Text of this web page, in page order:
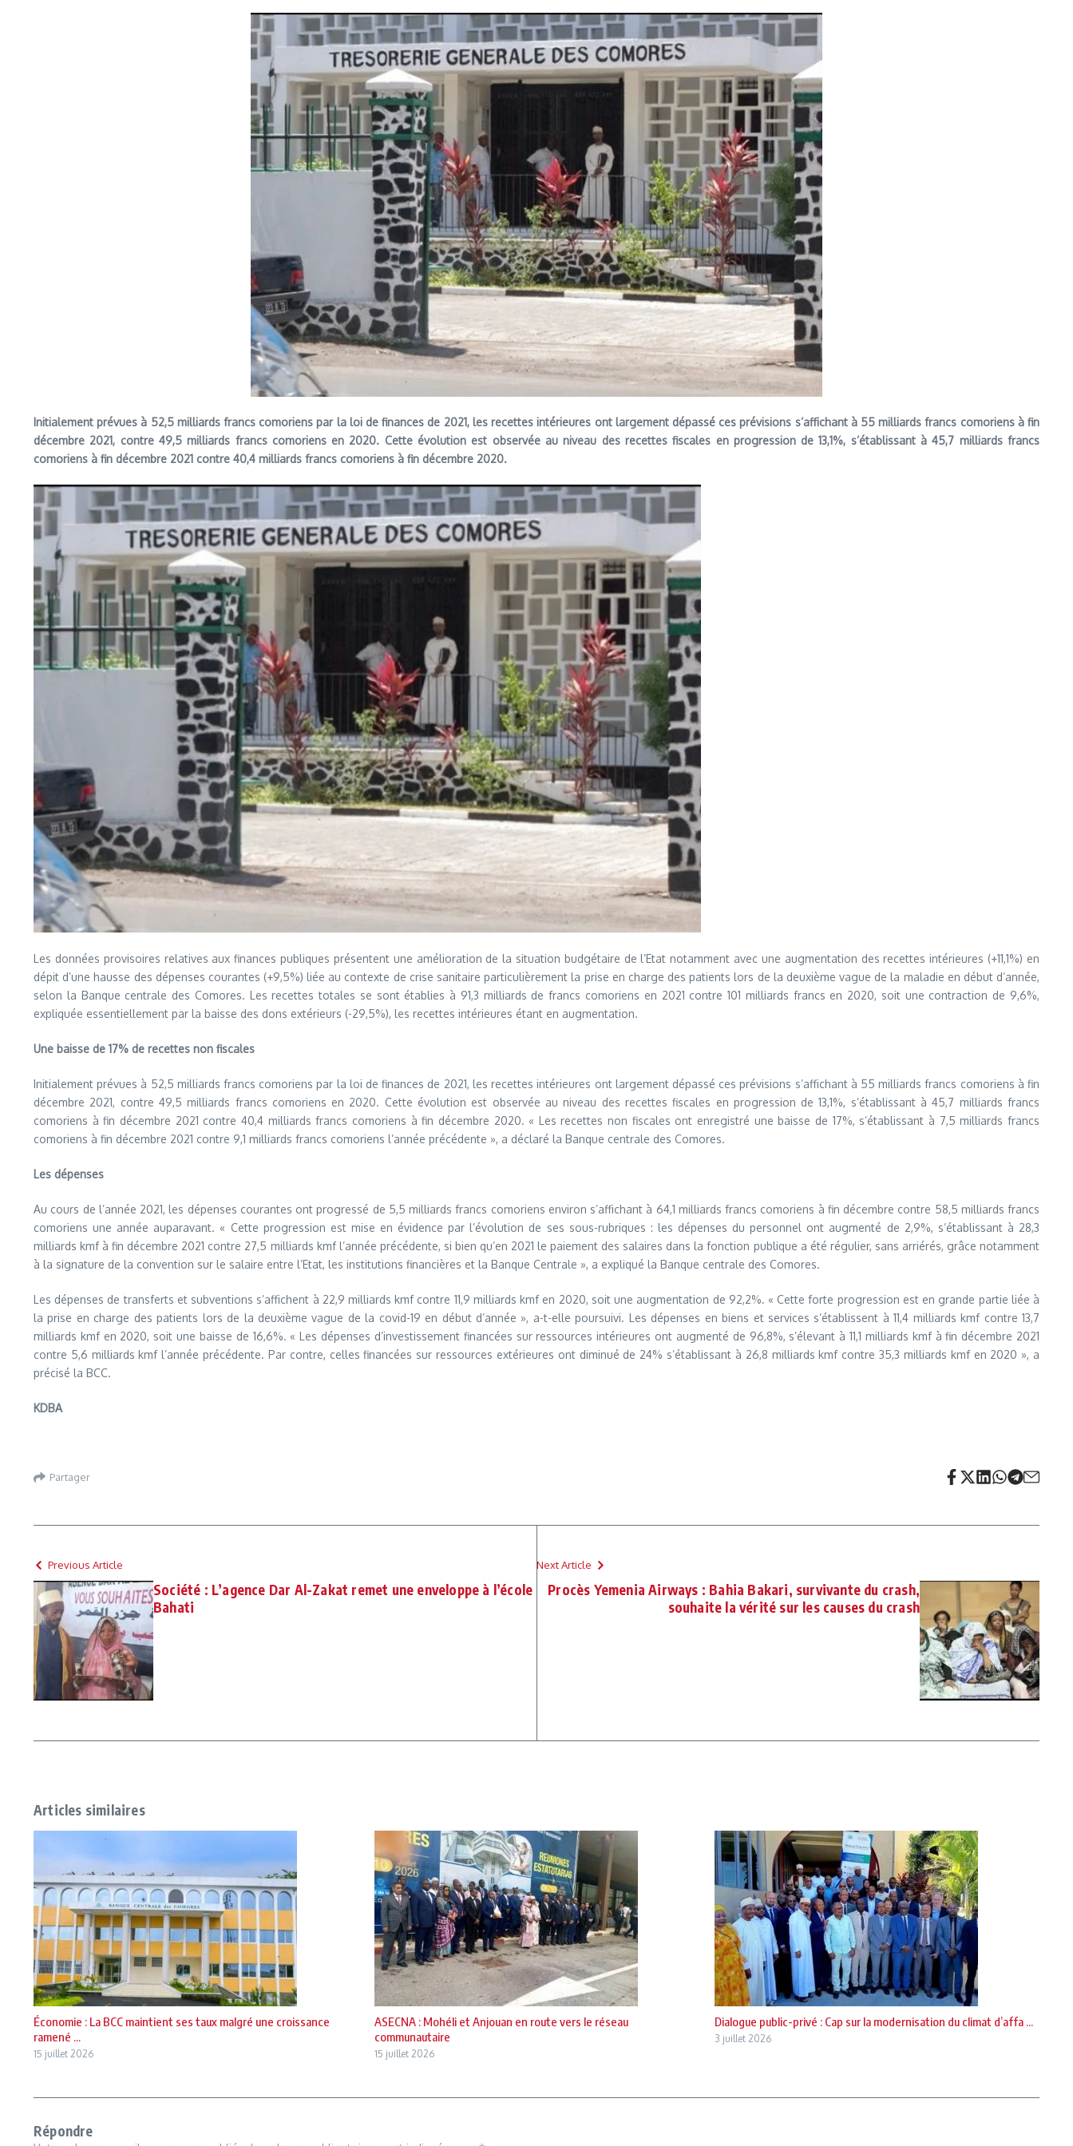
Initialement prévues à 52,5 milliards francs comoriens par la loi de finances de 2021, les recettes intérieures ont largement dépassé ces prévisions s’affichant à 55 milliards francs comoriens à fin
décembre 2021, contre 49,5 milliards francs comoriens en 2020. Cette évolution est observée au niveau des recettes fiscales en progression de 13,1%, s’établissant à 45,7 milliards francs
comoriens à fin décembre 2021 contre 40,4 milliards francs comoriens à fin décembre 2020.
Les données provisoires relatives aux finances publiques présentent une amélioration de la situation budgétaire de l’Etat notamment avec une augmentation des recettes intérieures (+11,1%) en
dépit d’une hausse des dépenses courantes (+9,5%) liée au contexte de crise sanitaire particulièrement la prise en charge des patients lors de la deuxième vague de la maladie en début d’année,
selon la Banque centrale des Comores. Les recettes totales se sont établies à 91,3 milliards de francs comoriens en 2021 contre 101 milliards francs en 2020, soit une contraction de 9,6%,
expliquée essentiellement par la baisse des dons extérieurs (-29,5%), les recettes intérieures étant en augmentation.
Une baisse de 17% de recettes non fiscales
Initialement prévues à 52,5 milliards francs comoriens par la loi de finances de 2021, les recettes intérieures ont largement dépassé ces prévisions s’affichant à 55 milliards francs comoriens à fin
décembre 2021, contre 49,5 milliards francs comoriens en 2020. Cette évolution est observée au niveau des recettes fiscales en progression de 13,1%, s’établissant à 45,7 milliards francs
comoriens à fin décembre 2021 contre 40,4 milliards francs comoriens à fin décembre 2020. « Les recettes non fiscales ont enregistré une baisse de 17%, s’établissant à 7,5 milliards francs
comoriens à fin décembre 2021 contre 9,1 milliards francs comoriens l’année précédente », a déclaré la Banque centrale des Comores.
Les dépenses
Au cours de l’année 2021, les dépenses courantes ont progressé de 5,5 milliards francs comoriens environ s’affichant à 64,1 milliards francs comoriens à fin décembre contre 58,5 milliards francs
comoriens une année auparavant. « Cette progression est mise en évidence par l’évolution de ses sous-rubriques : les dépenses du personnel ont augmenté de 2,9%, s’établissant à 28,3
milliards kmf à fin décembre 2021 contre 27,5 milliards kmf l’année précédente, si bien qu’en 2021 le paiement des salaires dans la fonction publique a été régulier, sans arriérés, grâce notamment
à la signature de la convention sur le salaire entre l’Etat, les institutions financières et la Banque Centrale », a expliqué la Banque centrale des Comores.
Les dépenses de transferts et subventions s’affichent à 22,9 milliards kmf contre 11,9 milliards kmf en 2020, soit une augmentation de 92,2%. « Cette forte progression est en grande partie liée à
la prise en charge des patients lors de la deuxième vague de la covid-19 en début d’année », a-t-elle poursuivi. Les dépenses en biens et services s’établissent à 11,4 milliards kmf contre 13,7
milliards kmf en 2020, soit une baisse de 16,6%. « Les dépenses d’investissement financées sur ressources intérieures ont augmenté de 96,8%, s’élevant à 11,1 milliards kmf à fin décembre 2021
contre 5,6 milliards kmf l’année précédente. Par contre, celles financées sur ressources extérieures ont diminué de 24% s’établissant à 26,8 milliards kmf contre 35,3 milliards kmf en 2020 », a
précisé la BCC.
KDBA
Partager
Previous Article
Société : L’agence Dar Al-Zakat remet une enveloppe à l’école
Bahati
Next Article
Procès Yemenia Airways : Bahia Bakari, survivante du crash,
souhaite la vérité sur les causes du crash
Articles similaires
Économie : La BCC maintient ses taux malgré une croissance
ramené ...
15 juillet 2026
ASECNA : Mohéli et Anjouan en route vers le réseau
communautaire
15 juillet 2026
Dialogue public-privé : Cap sur la modernisation du climat d’affa ...
3 juillet 2026
Répondre